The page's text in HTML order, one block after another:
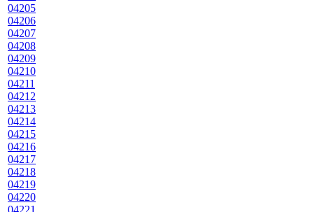
04205
04206
04207
04208
04209
04210
04211
04212
04213
04214
04215
04216
04217
04218
04219
04220
04221